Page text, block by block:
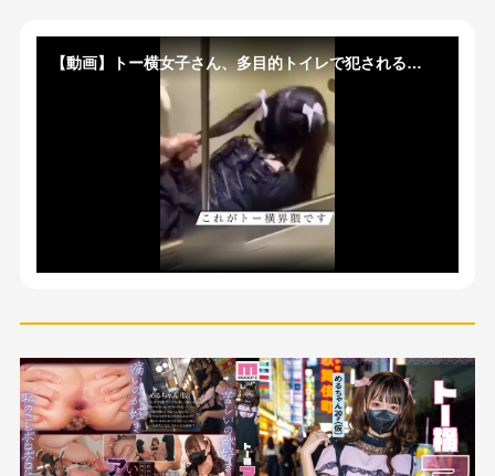
【動画】トー横女子さん、多目的トイレで犯される…